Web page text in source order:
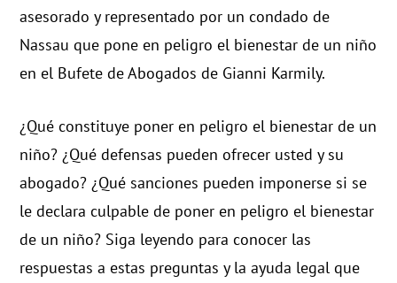
asesorado y representado por un condado de
Nassau que pone en peligro el bienestar de un niño
en el Bufete de Abogados de Gianni Karmily.
¿Qué constituye poner en peligro el bienestar de un
niño? ¿Qué defensas pueden ofrecer usted y su
abogado? ¿Qué sanciones pueden imponerse si se
le declara culpable de poner en peligro el bienestar
de un niño? Siga leyendo para conocer las
respuestas a estas preguntas y la ayuda legal que